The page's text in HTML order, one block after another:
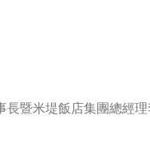
暨米堤飯店集團總經理